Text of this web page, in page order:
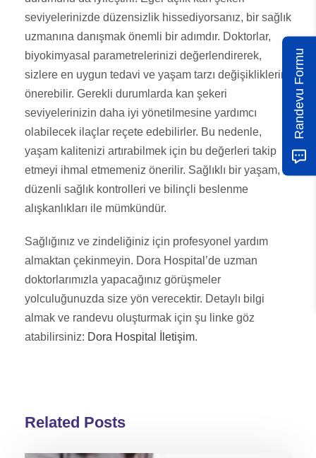
seviyelerinizde düzensizlik hissediyorsanız, bir sağlık
uzmanına danışmak önemli bir adımdır. Doktorlar,
biyokimyasal parametrelerinizi değerlendirerek,
sizlere en uygun tedavi ve yaşam tarzı değişikliklerini
önerebilir. Gerekli durumlarda kan şekeri
seviyelerinizin daha iyi yönetilmesine yardımcı
olabilecek ilaçlar reçete edebilirler. Bu nedenle,
yaşam kalitenizi artırabilmek için bu değerleri takip
etmeyi ihmal etmemeniz önerilir. Sağlıklı bir yaşam,
düzenli sağlık kontrolleri ve bilinçli beslenme
alışkanlıkları ile mümkündür.
Sağlığınız ve zindeliğiniz için profesyonel yardım
almaktan çekinmeyin. Dora Hospital’de uzman
doktorlarımızla yapacağınız görüşmeler
yolculuğunuzda size yön verecektir. Detaylı bilgi
almak ve randevu oluşturmak için şu linke göz
atabilirsiniz: Dora Hospital İletişim.
Related Posts
Randevu Formu